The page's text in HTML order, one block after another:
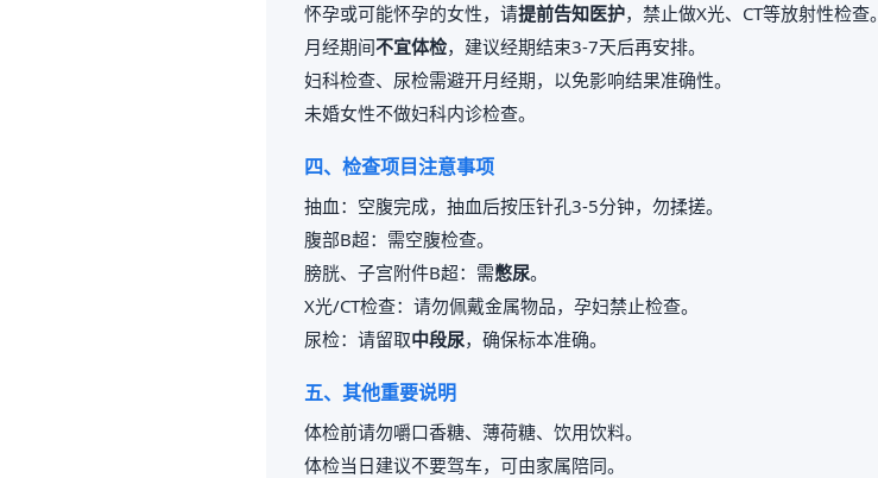
怀孕或可能怀孕的女性，请提前告知医护，禁止做X光、CT等放射性检查。
月经期间不宜体检，建议经期结束3-7天后再安排。
妇科检查、尿检需避开月经期，以免影响结果准确性。
未婚女性不做妇科内诊检查。
四、检查项目注意事项
抽血：空腹完成，抽血后按压针孔3-5分钟，勿揉搓。
腹部B超：需空腹检查。
膀胱、子宫附件B超：需憋尿。
X光/CT检查：请勿佩戴金属物品，孕妇禁止检查。
尿检：请留取中段尿，确保标本准确。
五、其他重要说明
体检前请勿嚼口香糖、薄荷糖、饮用饮料。
体检当日建议不要驾车，可由家属陪同。